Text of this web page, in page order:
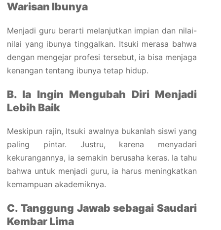
Warisan Ibunya
Menjadi guru berarti melanjutkan impian dan nilai-
nilai yang ibunya tinggalkan. Itsuki merasa bahwa
dengan mengejar profesi tersebut, ia bisa menjaga
kenangan tentang ibunya tetap hidup.
B. Ia Ingin Mengubah Diri Menjadi
Lebih Baik
Meskipun rajin, Itsuki awalnya bukanlah siswi yang
paling pintar. Justru, karena menyadari
kekurangannya, ia semakin berusaha keras. Ia tahu
bahwa untuk menjadi guru, ia harus meningkatkan
kemampuan akademiknya.
C. Tanggung Jawab sebagai Saudari
Kembar Lima